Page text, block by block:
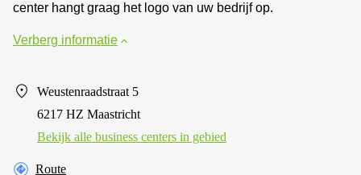
center hangt graag het logo van uw bedrijf op.
Verberg informatie
Weustenraadstraat 5
6217 HZ Maastricht
Bekijk alle business centers in gebied
Route